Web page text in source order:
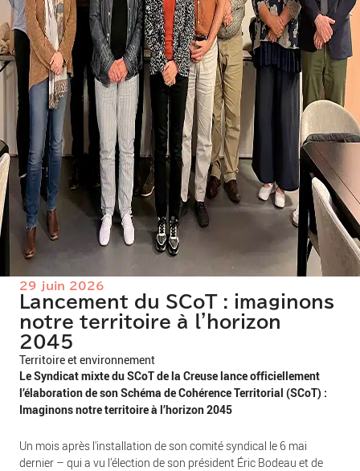
29 juin 2026
Lancement du SCoT : imaginons
notre territoire à l'horizon
2045
Territoire et environnement
Le Syndicat mixte du SCoT de la Creuse lance officiellement
l’élaboration de son Schéma de Cohérence Territorial (SCoT) :
Imaginons notre territoire à l’horizon 2045
Un mois après l'installation de son comité syndical le 6 mai
dernier – qui a vu l’élection de son président Éric Bodeau et de